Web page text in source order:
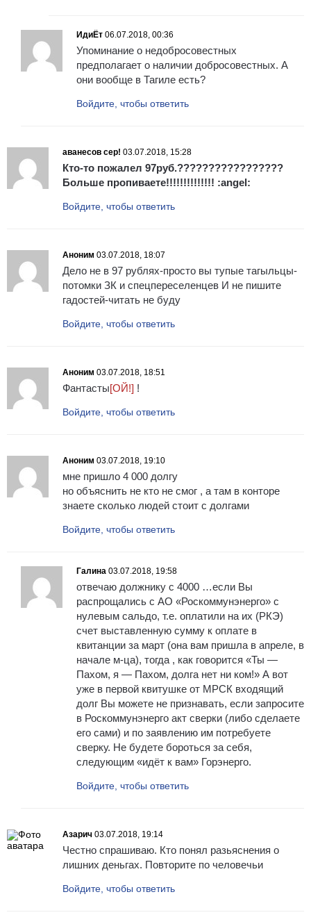
ИдиЁт 06.07.2018, 00:36
Упоминание о недобросовестных
предполагает о наличии добросовестных. А
они вообще в Тагиле есть?
Войдите, чтобы ответить
аванесов сер! 03.07.2018, 15:28
Кто-то пожалел 97руб.?????????????????
Больше пропиваете!!!!!!!!!!!!!! :angel:
Войдите, чтобы ответить
Аноним 03.07.2018, 18:07
Дело не в 97 рублях-просто вы тупые тагыльцы-
потомки ЗК и спецпереселенцев И не пишите
гадостей-читать не буду
Войдите, чтобы ответить
Аноним 03.07.2018, 18:51
Фантасты[ОЙ!] !
Войдите, чтобы ответить
Аноним 03.07.2018, 19:10
мне пришло 4 000 долгу
но объяснить не кто не смог , а там в конторе
знаете сколько людей стоит с долгами
Войдите, чтобы ответить
Галина 03.07.2018, 19:58
отвечаю должнику с 4000 …если Вы
распрощались с АО «Роскоммунэнерго» с
нулевым сальдо, т.е. оплатили на их (РКЭ)
счет выставленную сумму к оплате в
квитанции за март (она вам пришла в апреле, в
начале м-ца), тогда , как говорится «Ты —
Пахом, я — Пахом, долга нет ни ком!» А вот
уже в первой квитушке от МРСК входящий
долг Вы можете не признавать, если запросите
в Роскоммунэнерго акт сверки (либо сделаете
его сами) и по заявлению им потребуете
сверку. Не будете бороться за себя,
следующим «идёт к вам» Горэнерго.
Войдите, чтобы ответить
Азарич 03.07.2018, 19:14
Честно спрашиваю. Кто понял разьяснения о
лишних деньгах. Повторите по человечьи
Войдите, чтобы ответить